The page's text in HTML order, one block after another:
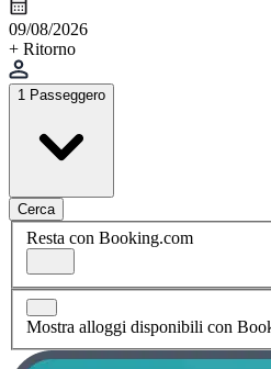
09/08/2026
+ Ritorno
1 Passeggero
Cerca
Resta con Booking.com
Mostra alloggi disponibili con